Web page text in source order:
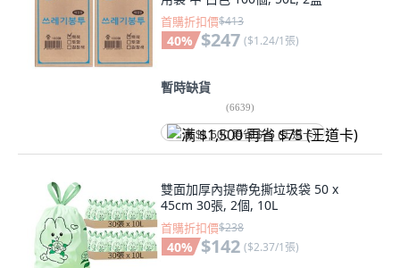
首購折扣價$413
40% $247 ($1.24/1張)
暫時缺貨
(6639)
满 $1,500 再省 $75 (王道卡)
雙面加厚內提帶免撕垃圾袋 50 x
45cm 30張, 2個, 10L
首購折扣價$238
40% $142 ($2.37/1張)